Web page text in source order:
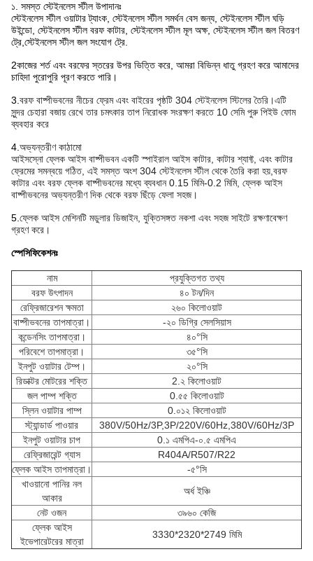
১. সমস্ত স্টেইনলেস স্টীল উপাদানঃ
স্টেইনলেস স্টীল ওয়াটার ট্যাংক, স্টেইনলেস স্টীল সমর্থন বেস জন্য, স্টেইনলেস স্টীল ঘড়ি
উইন্ডো, স্টেইনলেস স্টীল বরফ কাটার, স্টেইনলেস স্টীল মূল অক্ষ, স্টেইনলেস স্টীল জল বিতরণ
ট্রে,স্টেইনলেস স্টীল জল সংযোগ ট্রে.
2কাজের শর্ত এবং বরফের স্তরের উপর ভিত্তি করে, আমরা বিভিন্ন ধাতু গ্রহণ করে আমাদের
চাহিদা পুরোপুরি পূরণ করতে পারি।
3. বরফ বাষ্পীভবনের নীচের ফ্রেম এবং বাইরের পৃষ্ঠটি 304 স্টেইনলেস স্টিলের তৈরি।এটি
সুন্দর চেহারা বজায় রেখে তার চমৎকার তাপ নিরোধক সংরক্ষণ করতে 10 সেমি পুরু পিইউ ফোম
ব্যবহার করে
4. অভ্যন্তরীণ কাঠামো
আইসস্নো ফ্লেক আইস বাষ্পীভবন একটি স্পাইরাল আইস কাটার, কাটার শ্যাফ্ট, এবং কাটার
ফ্রেমের সমন্বয়ে গঠিত, এই সমস্ত অংশ 304 স্টেইনলেস স্টীল থেকে তৈরি করা হয়,বরফ
কাটার এবং বরফ ফ্লেক বাষ্পীভবনের মধ্যে ব্যবধান 0.15 মিমি-0.2 মিমি, ফ্লেক আইস
বাষ্পীভবনের অভ্যন্তরীণ দিক থেকে বরফ ছিঁড়ে ফেলা সহজ।
5. ফ্লেক আইস মেশিনটি মডুলার ডিজাইন, যুক্তিসঙ্গত নকশা এবং সহজ সাইটে রক্ষণাবেক্ষণ
গ্রহণ করে।
স্পেসিফিকেশনঃ
নাম
প্রযুক্তিগত তথ্য
বরফ উৎপাদন
৪০ টন/দিন
রেফ্রিজারেশন ক্ষমতা
২৬০ কিলোওয়াট
বাষ্পীভবনের তাপমাত্রা।
-২০ ডিগ্রি সেলসিয়াস
কন্ডেনসিং তাপমাত্রা।
৪০°সি
পরিবেশে তাপমাত্রা।
৩৫°সি
ইনপুট ওয়াটার টেম্প।
২০°সি
রিডাক্টর মোটরের শক্তি
2.২ কিলোওয়াট
জল পাম্প শক্তি
0.৫৫ কিলোওয়াট
স্লিন ওয়াটার পাম্প
0.০১২ কিলোওয়াট
স্ট্যান্ডার্ড পাওয়ার
380V/50Hz/3P,3P/220V/60Hz,380V/60Hz/3P
ইনপুট ওয়াটার চাপ
0.১ এমপিএ-০.৫ এমপিএ
রেফ্রিজারেন্ট গ্যাস
R404A/R507/R22
ফ্লেক আইস তাপমাত্রা।
-৫°সি
খাওয়ানো পানির নল
আকার
অর্ধ ইঞ্চি
নেট ওজন
৩৯৬০ কেজি
ফ্লেক আইস
ইভেপারেটরের মাত্রা
3330*2320*2749 মিমি